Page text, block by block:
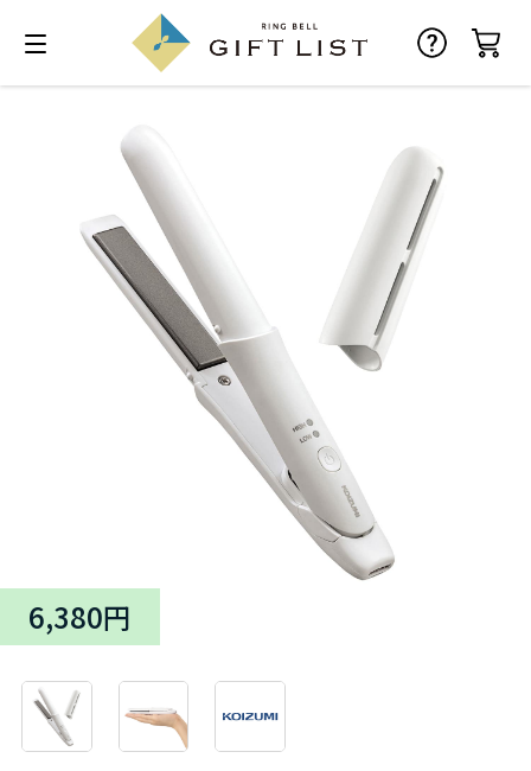
6,380円